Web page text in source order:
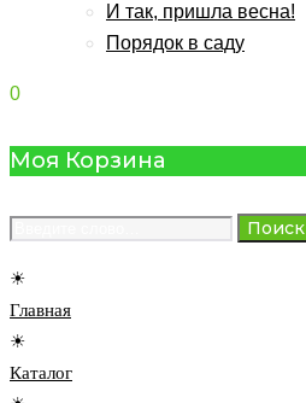
И так, пришла весна!
Порядок в саду
0
Моя Корзина
Поиск
☀
Главная
☀
Каталог